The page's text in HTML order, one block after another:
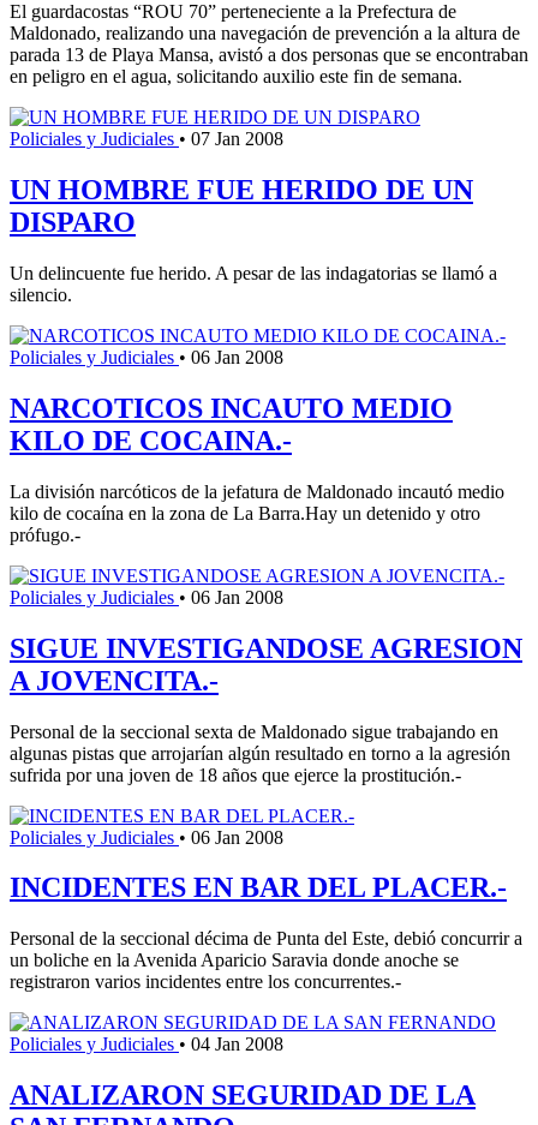
El guardacostas “ROU 70” perteneciente a la Prefectura de
Maldonado, realizando una navegación de prevención a la altura de
parada 13 de Playa Mansa, avistó a dos personas que se encontraban
en peligro en el agua, solicitando auxilio este fin de semana.
Policiales y Judiciales • 07 Jan 2008
UN HOMBRE FUE HERIDO DE UN
DISPARO
Un delincuente fue herido. A pesar de las indagatorias se llamó a
silencio.
Policiales y Judiciales • 06 Jan 2008
NARCOTICOS INCAUTO MEDIO
KILO DE COCAINA.-
La división narcóticos de la jefatura de Maldonado incautó medio
kilo de cocaína en la zona de La Barra.Hay un detenido y otro
prófugo.-
Policiales y Judiciales • 06 Jan 2008
SIGUE INVESTIGANDOSE AGRESION
A JOVENCITA.-
Personal de la seccional sexta de Maldonado sigue trabajando en
algunas pistas que arrojarían algún resultado en torno a la agresión
sufrida por una joven de 18 años que ejerce la prostitución.-
Policiales y Judiciales • 06 Jan 2008
INCIDENTES EN BAR DEL PLACER.-
Personal de la seccional décima de Punta del Este, debió concurrir a
un boliche en la Avenida Aparicio Saravia donde anoche se
registraron varios incidentes entre los concurrentes.-
Policiales y Judiciales • 04 Jan 2008
ANALIZARON SEGURIDAD DE LA